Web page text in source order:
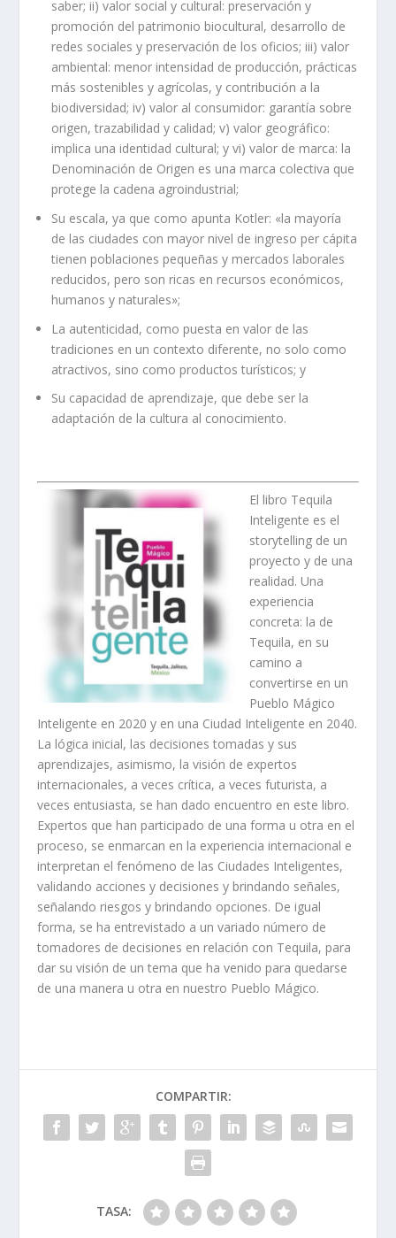
saber; ii) valor social y cultural: preservación y
promoción del patrimonio biocultural, desarrollo de
redes sociales y preservación de los oficios; iii) valor
ambiental: menor intensidad de producción, prácticas
más sostenibles y agrícolas, y contribución a la
biodiversidad; iv) valor al consumidor: garantía sobre
origen, trazabilidad y calidad; v) valor geográfico:
implica una identidad cultural; y vi) valor de marca: la
Denominación de Origen es una marca colectiva que
protege la cadena agroindustrial;
Su escala, ya que como apunta Kotler: «la mayoría
de las ciudades con mayor nivel de ingreso per cápita
tienen poblaciones pequeñas y mercados laborales
reducidos, pero son ricas en recursos económicos,
humanos y naturales»;
La autenticidad, como puesta en valor de las
tradiciones en un contexto diferente, no solo como
atractivos, sino como productos turísticos; y
Su capacidad de aprendizaje, que debe ser la
adaptación de la cultura al conocimiento.
El libro Tequila
Inteligente es el
storytelling de un
proyecto y de una
realidad. Una
experiencia
concreta: la de
Tequila, en su
camino a
convertirse en un
Pueblo Mágico
Inteligente en 2020 y en una Ciudad Inteligente en 2040.
La lógica inicial, las decisiones tomadas y sus
aprendizajes, asimismo, la visión de expertos
internacionales, a veces crítica, a veces futurista, a
veces entusiasta, se han dado encuentro en este libro.
Expertos que han participado de una forma u otra en el
proceso, se enmarcan en la experiencia internacional e
interpretan el fenómeno de las Ciudades Inteligentes,
validando acciones y decisiones y brindando señales,
señalando riesgos y brindando opciones. De igual
forma, se ha entrevistado a un variado número de
tomadores de decisiones en relación con Tequila, para
dar su visión de un tema que ha venido para quedarse
de una manera u otra en nuestro Pueblo Mágico.
COMPARTIR:
TASA: